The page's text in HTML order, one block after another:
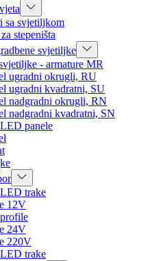
sa svjetiljkom
stepeništa
svjetiljke
- armature MR
ugradni okrugli, RU
ugradni kvadratni, SU
nadgradni okrugli, RN
nadgradni kvadratni, SN
panele
trake
12V
24V
220V
trake